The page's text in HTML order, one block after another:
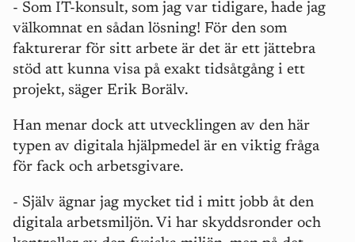
- Som IT-konsult, som jag var tidigare, hade jag
välkomnat en sådan lösning! För den som
fakturerar för sitt arbete är det är ett jättebra
stöd att kunna visa på exakt tidsåtgång i ett
projekt, säger Erik Borälv.
Han menar dock att utvecklingen av den här
typen av digitala hjälpmedel är en viktig fråga
för fack och arbetsgivare.
- Själv ägnar jag mycket tid i mitt jobb åt den
digitala arbetsmiljön. Vi har skyddsronder och